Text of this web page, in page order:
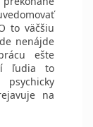
to väčšiu
nenájde
ešte
ľudia to
na